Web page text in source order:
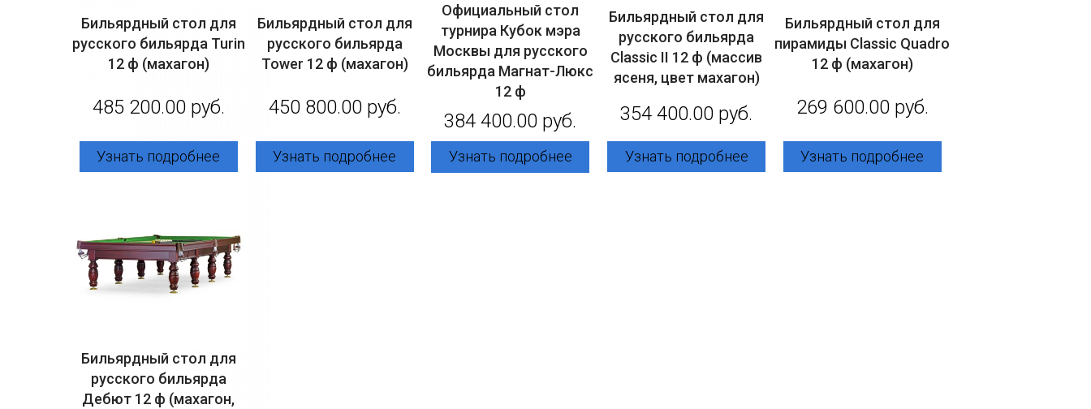
Бильярдный стол для
русского бильярда Turin
12 ф (махагон)
485 200.00 руб.
Узнать подробнее
Бильярдный стол для
русского бильярда
Tower 12 ф (махагон)
450 800.00 руб.
Узнать подробнее
Официальный стол
турнира Кубок мэра
Москвы для русского
бильярда Магнат-Люкс
12 ф
384 400.00 руб.
Узнать подробнее
Бильярдный стол для
русского бильярда
Classic II 12 ф (массив
ясеня, цвет махагон)
354 400.00 руб.
Узнать подробнее
Бильярдный стол для
пирамиды Classic Quadro
12 ф (махагон)
269 600.00 руб.
Узнать подробнее
Бильярдный стол для
русского бильярда
Дебют 12 ф (махагон,